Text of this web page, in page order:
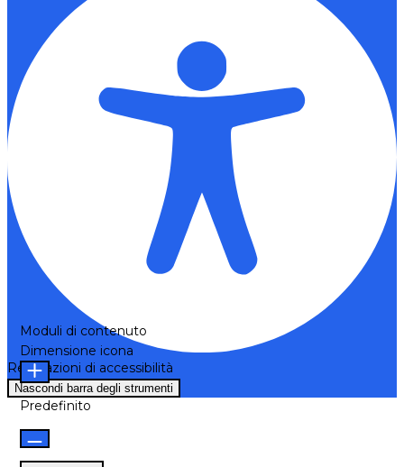
Regolazioni di accessibilità
Nascondi barra degli strumenti
Moduli di contenuto
Dimensione icona
Predefinito